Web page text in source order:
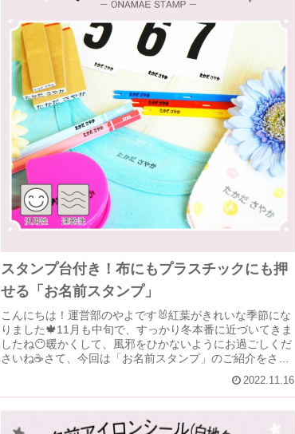
スタンプ台付き！布にもプラスチックにも押
せる「お名前スタンプ」
こんにちは！運営部のやよです🐰紅葉がきれいな季節にな
りました🍁11月も中旬で、すっかり冬本番に近づいてきま
したね😶暖かくして、風邪をひかないようにお過ごしくだ
さいね☕さて、今回は「お名前スタンプ」のご紹介をさせ
2022.11.16